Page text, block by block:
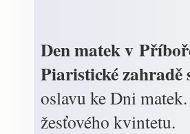
Den matek v
Piaristické
oslavu ke Dni
žesťového kvintetu.